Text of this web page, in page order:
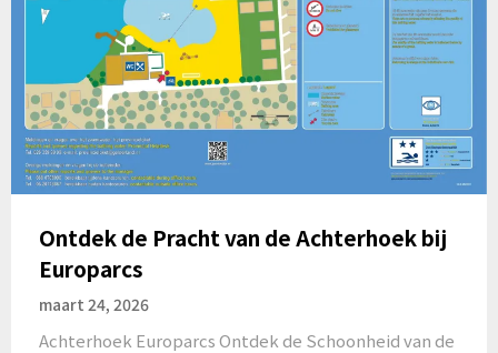
Ontdek de Pracht van de Achterhoek bij
Europarcs
maart 24, 2026
Achterhoek Europarcs Ontdek de Schoonheid van de